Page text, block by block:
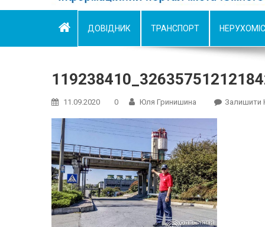
ДОВІДНИК ТРАНСПОРТ
11.09.2020 0 Юля Гринишина Залишити